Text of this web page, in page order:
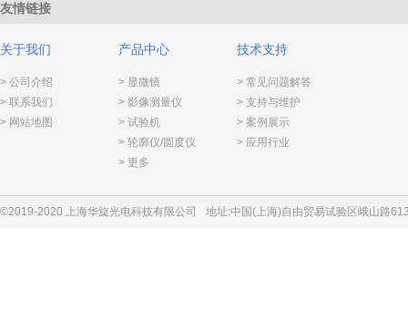
友情链接
关于我们
> 公司介绍
> 联系我们
> 网站地图
产品中心
> 显微镜
> 影像测量仪
> 试验机
> 轮廓仪/圆度仪
> 更多
技术支持
> 常见问题解答
> 支持与维护
> 案例展示
> 应用行业
©2019-2020 上海华旋光电科技有限公司 地址:中国(上海)自由贸易试验区峨山路